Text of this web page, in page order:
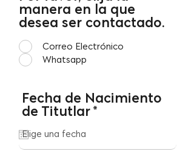
manera en la que
desea ser contactado.
Correo Electrónico
Whatsapp
Fecha de Nacimiento
de Titutlar *
u